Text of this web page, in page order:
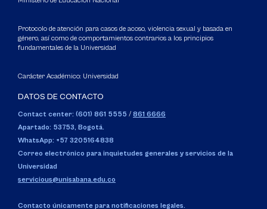
Protocolo de atención para casos de acoso, violencia sexual y basada en
género, así como de comportamientos contrarios a los principios
fundamentales de la Universidad
Carácter Académico: Universidad
DATOS DE CONTACTO
Contact center: (601) 861 5555 / 861 6666
Apartado: 53753, Bogotá.
WhatsApp: +57 3205164838
Correo electrónico para inquietudes generales y servicios de la
Universidad
servicious@unisabana.edu.co
Contacto únicamente para notificaciones legales.